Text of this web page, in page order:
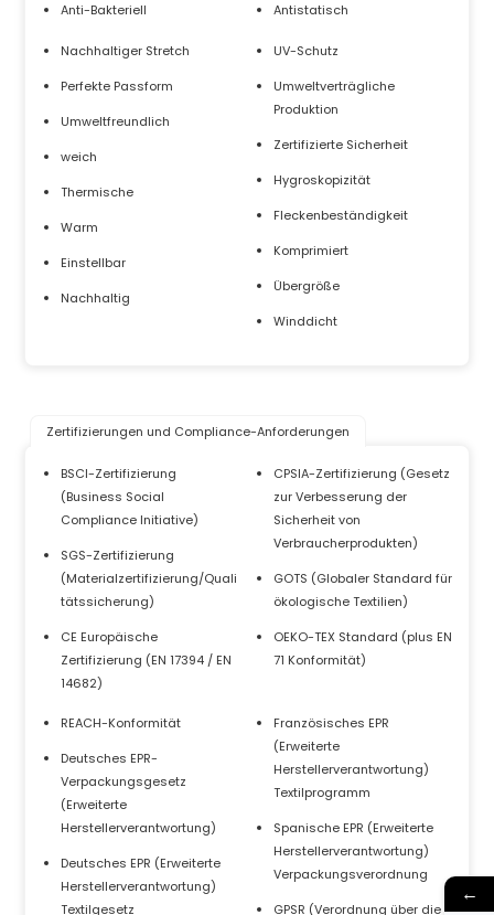
Anti-Bakteriell
Antistatisch
Nachhaltiger Stretch
Perfekte Passform
Umweltfreundlich
weich
Thermische
Warm
Einstellbar
Nachhaltig
UV-Schutz
Umweltverträgliche
Produktion
Zertifizierte Sicherheit
Hygroskopizität
Fleckenbeständigkeit
Komprimiert
Übergröße
Winddicht
Zertifizierungen und Compliance-Anforderungen
BSCI-Zertifizierung
(Business Social
Compliance Initiative)
SGS-Zertifizierung
(Materialzertifizierung/Quali
tätssicherung)
CE Europäische
Zertifizierung (EN 17394 / EN
14682)
CPSIA-Zertifizierung (Gesetz
zur Verbesserung der
Sicherheit von
Verbraucherprodukten)
GOTS (Globaler Standard für
ökologische Textilien)
OEKO-TEX Standard (plus EN
71 Konformität)
REACH-Konformität
Deutsches EPR-
Verpackungsgesetz
(Erweiterte
Herstellerverantwortung)
Deutsches EPR (Erweiterte
Herstellerverantwortung)
Textilgesetz
Französisches EPR
(Erweiterte
Herstellerverantwortung)
Textilprogramm
Spanische EPR (Erweiterte
Herstellerverantwortung)
Verpackungsverordnung
GPSR (Verordnung über die
←